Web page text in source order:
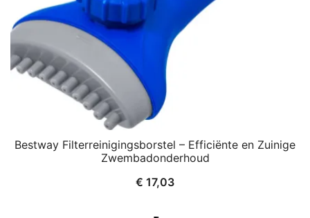
Bestway Filterreinigingsborstel – Efficiënte en Zuinige
Zwembadonderhoud
€ 17,03